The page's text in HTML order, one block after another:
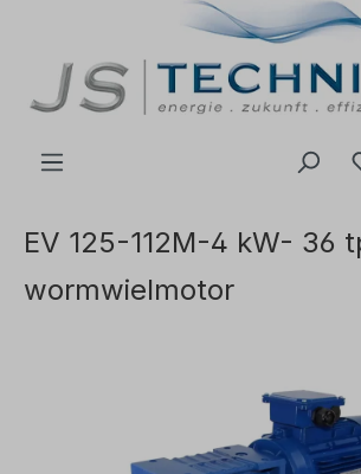
EV 125-112M-4 kW- 36
wormwielmotor